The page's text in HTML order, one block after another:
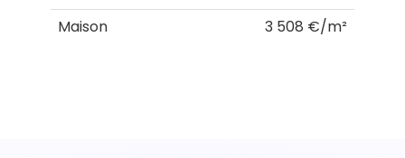
Maison
3 508 €/m²